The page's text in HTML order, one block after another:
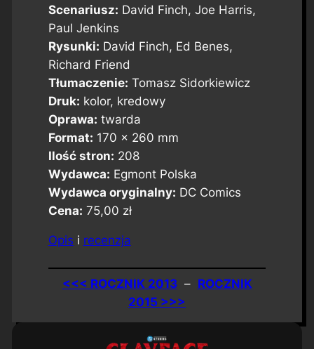
Scenariusz: David Finch, Joe Harris,
Paul Jenkins
Rysunki: David Finch, Ed Benes,
Richard Friend
Tłumaczenie: Tomasz Sidorkiewicz
Druk: kolor, kredowy
Oprawa: twarda
Format: 170 x 260 mm
Ilość stron: 208
Wydawca: Egmont Polska
Wydawca oryginalny: DC Comics
Cena: 75,00 zł
Opis i recenzja
<<< ROCZNIK 2013– ROCZNIK
2015 >>>